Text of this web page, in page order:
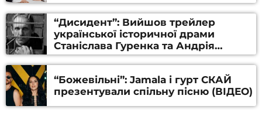
“Дисидент”: Вийшов трейлер
української історичної драми
Станіслава Гуренка та Андрія
Алфьорова (ВІДЕО)
“Божевільні”: Jamala і гурт СКАЙ
презентували спільну пісню (ВІДЕО)